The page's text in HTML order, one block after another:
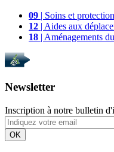
09 | Soins et
12 | Aides aux
18 | Aménagements
Newsletter
Inscription à notre bulletin
OK